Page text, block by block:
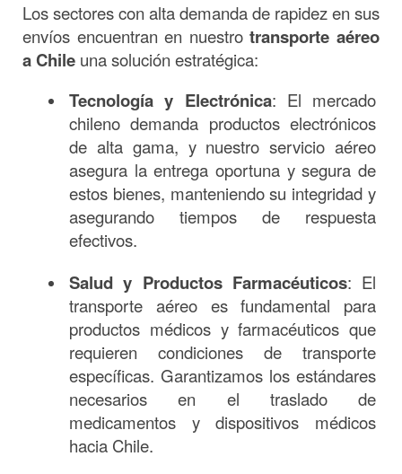
Los sectores con alta demanda de rapidez en sus
envíos encuentran en nuestrotransporte aéreo
a Chile una solución estratégica:
Tecnología y Electrónica: El mercado
chileno demanda productos electrónicos
de alta gama, y nuestro servicio aéreo
asegura la entrega oportuna y segura de
estos bienes, manteniendo su integridad y
asegurando tiempos de respuesta
efectivos.
Salud y Productos Farmacéuticos: El
transporte aéreo es fundamental para
productos médicos y farmacéuticos que
requieren condiciones de transporte
específicas. Garantizamos los estándares
necesarios en el traslado de
medicamentos y dispositivos médicos
hacia Chile.